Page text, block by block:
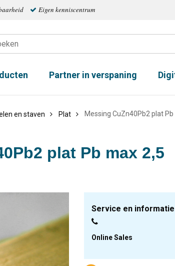
Eigen kenniscentrum
Partner in verspaning
en staven Plat Messing CuZn40Pb2 plat Pb
plat Pb max 2,5
Service en informatie
Online Sales